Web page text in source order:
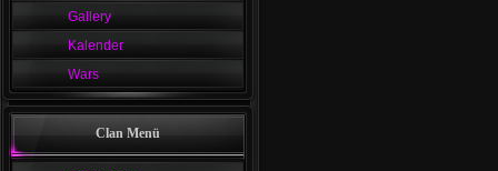
Gallery
Kalender
Wars
Clan Menü